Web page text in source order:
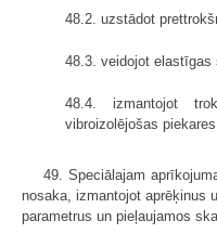
48.2. uzstādot
48.3. veidojot elastīgas
48.4. izmantojot
vibroizolējošas
49. Speciālajam
nosaka, izmantojot aprēķinus
parametrus un pieļaujamos